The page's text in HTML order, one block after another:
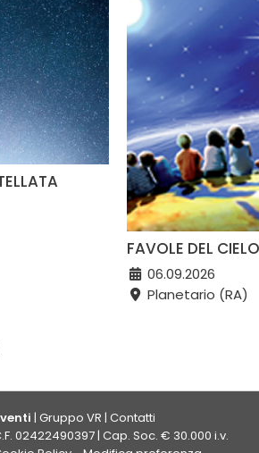
FAVOLE DEL
06.09.2026
Planetario (RA)
| Gruppo VR | Contatti
02422490397 | Cap. Soc. € 30.000 i.v.